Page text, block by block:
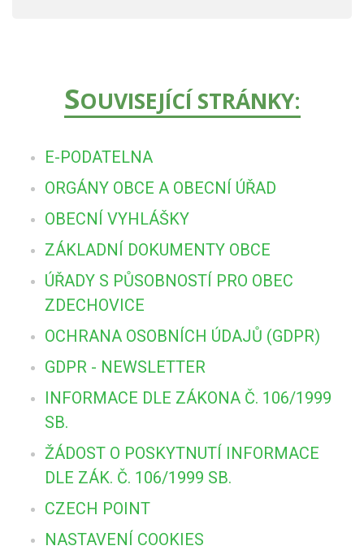
SOUVISEJÍCÍ STRÁNKY:
E-PODATELNA
ORGÁNY OBCE A OBECNÍ ÚŘAD
OBECNÍ VYHLÁŠKY
ZÁKLADNÍ DOKUMENTY OBCE
ÚŘADY S PŮSOBNOSTÍ PRO OBEC
ZDECHOVICE
OCHRANA OSOBNÍCH ÚDAJŮ (GDPR)
GDPR - NEWSLETTER
INFORMACE DLE ZÁKONA Č. 106/1999
SB.
ŽÁDOST O POSKYTNUTÍ INFORMACE
DLE ZÁK. Č. 106/1999 SB.
CZECH POINT
NASTAVENÍ COOKIES